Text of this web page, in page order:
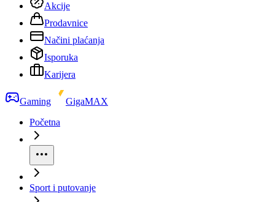
Akcije
Prodavnice
Načini plaćanja
Isporuka
Karijera
Gaming
GigaMAX
Početna
Sport i putovanje